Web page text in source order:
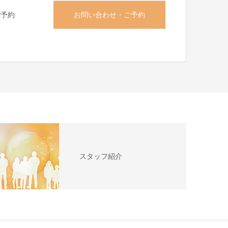
約 お問い合わせ・ご予約
スタッフ紹介